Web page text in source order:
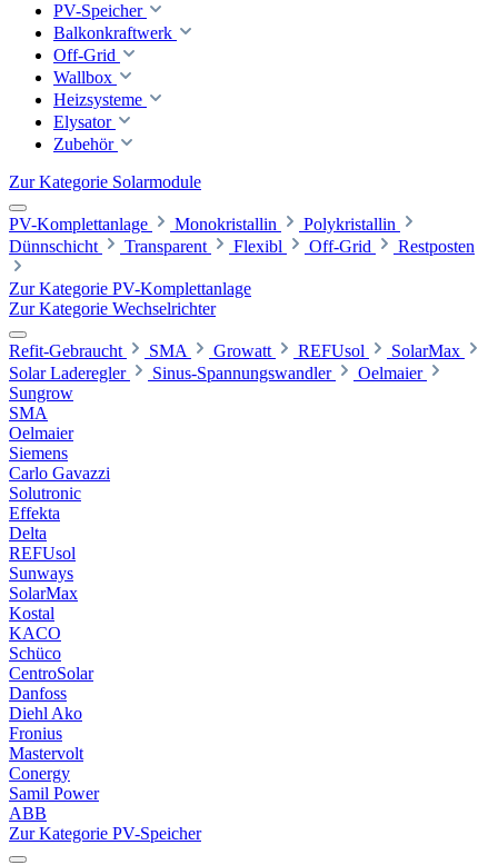
PV-Speicher
Balkonkraftwerk
Off-Grid
Wallbox
Heizsysteme
Elysator
Zubehör
Zur Kategorie Solarmodule
PV-Komplettanlage Monokristallin
Polykristallin
Dünnschicht
Transparent Flexibl Off-Grid Restposten
Zur Kategorie PV-Komplettanlage
Zur Kategorie Wechselrichter
Refit-Gebraucht SMA Growatt REFUsol
SolarMax
Solar Laderegler
Sinus-Spannungswandler
Oelmaier
Sungrow
SMA
Oelmaier
Siemens
Carlo Gavazzi
Solutronic
Effekta
Delta
REFUsol
Sunways
SolarMax
Kostal
KACO
Schüco
CentroSolar
Danfoss
Diehl Ako
Fronius
Mastervolt
Conergy
Samil Power
ABB
Zur Kategorie PV-Speicher